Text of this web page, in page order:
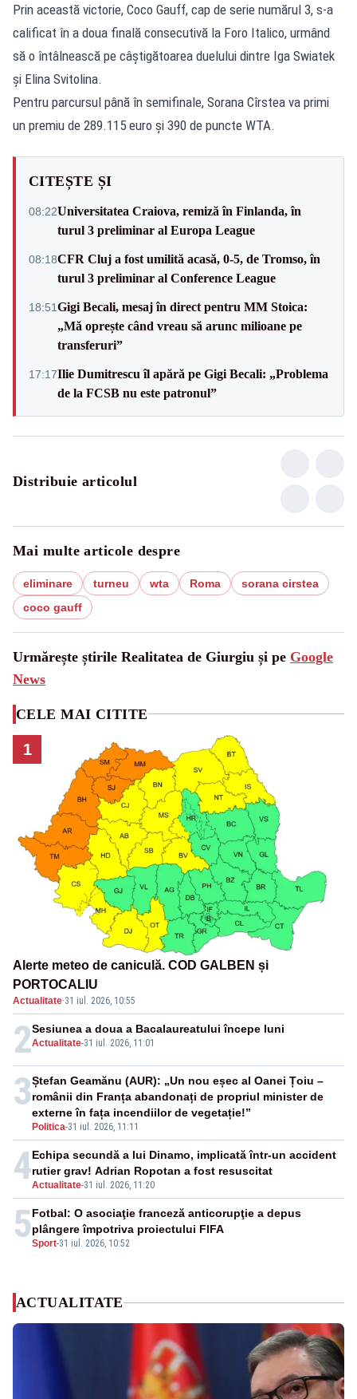
Prin această victorie, Coco Gauff, cap de serie numărul 3, s-a
calificat în a doua finală consecutivă la Foro Italico, urmând
să o întâlnească pe câștigătoarea duelului dintre Iga Swiatek
și Elina Svitolina.
Pentru parcursul până în semifinale, Sorana Cîrstea va primi
un premiu de 289.115 euro și 390 de puncte WTA.
CITEȘTE ȘI
08:22Universitatea Craiova, remiză în Finlanda, în
turul 3 preliminar al Europa League
08:18CFR Cluj a fost umilită acasă, 0-5, de Tromso, în
turul 3 preliminar al Conference League
18:51Gigi Becali, mesaj în direct pentru MM Stoica:
„Mă oprește când vreau să arunc milioane pe
transferuri”
17:17Ilie Dumitrescu îl apără pe Gigi Becali: „Problema
de la FCSB nu este patronul”
Distribuie articolul
Mai multe articole despre
eliminare turneu wta Roma
sorana cirstea
coco gauff
Urmărește știrile Realitatea de Giurgiu și pe Google
News
CELE MAI CITITE
1
Alerte meteo de caniculă. COD GALBEN și
PORTOCALIU
Actualitate·31 iul. 2026, 10:55
2Actualitate-31 iul. 2026, 11:01
Sesiunea a doua a Bacalaureatului începe luni
3
Politica-31 iul. 2026, 11:11
Ștefan Geamănu (AUR): „Un nou eșec al Oanei Țoiu –
românii din Franța abandonați de propriul minister de
externe în fața incendiilor de vegetație!”
4Actualitate-31 iul. 2026, 11:20
Echipa secundă a lui Dinamo, implicată într-un accident
rutier grav! Adrian Ropotan a fost resuscitat
5Sport-31 iul. 2026, 10:52
Fotbal: O asociaţie franceză anticorupţie a depus
plângere împotriva proiectului FIFA
ACTUALITATE